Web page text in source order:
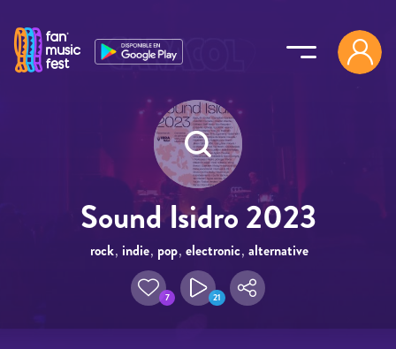
Sound Isidro 2023
rock, indie, pop, electronic, alternative
7 21